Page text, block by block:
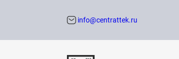
info@centrattek.ru